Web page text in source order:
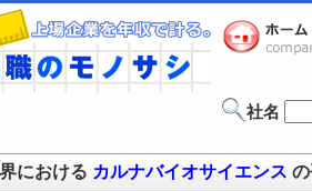
社名
における カルナバイオサイエンス